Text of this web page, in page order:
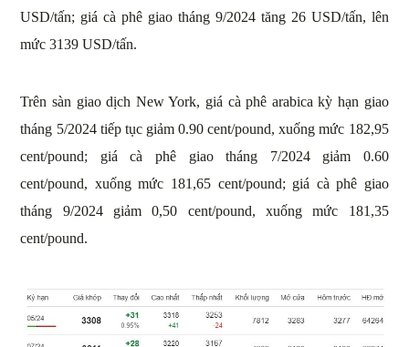
USD/tấn; giá cà phê giao tháng 9/2024 tăng 26 USD/tấn, lên
mức 3139 USD/tấn.
Trên sàn giao dịch New York, giá cà phê arabica kỳ hạn giao
tháng 5/2024 tiếp tục giảm 0.90 cent/pound, xuống mức 182,95
cent/pound; giá cà phê giao tháng 7/2024 giảm 0.60
cent/pound, xuống mức 181,65 cent/pound; giá cà phê giao
tháng 9/2024 giảm 0,50 cent/pound, xuống mức 181,35
cent/pound.